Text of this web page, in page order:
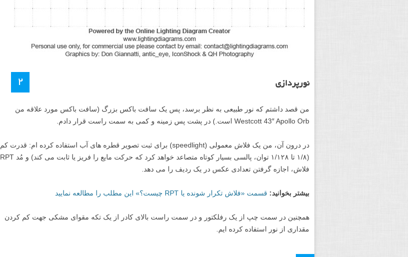
۲ نورپردازی
من قصد داشتم که نور طبیعی به نظر برسد، پس یک سافت باکس بزرگ (سافت باکس مورد علاقه من
Westcott 43″ Apollo Orb است.) در پشت پس ­زمینه و کمی به سمت راست قرار دادم.
در درون آن، من یک فلاش معمولی (speedlight) برای ثبت تصویر قطره­ های آب استفاده کرده­ ام: قدرت کم
(۱/۸ تا ۱/۱۲۸ توان، پالسی بسیار کوتاه متصاعد خواهد کرد که حرکت مایع را فریز یا ثابت می کند) و مُد RPT
فلاش، اجازه گرفتن تعدادی عکس در یک ردیف را می دهد.
بیشتر بخوانید: قسمت «فلاش تکرار شونده یا RPT چیست؟» این مطلب را مطالعه نمایید
همچنین در سمت چپ از یک رفلکتور و در سمت راست بالای کادر از یک تکه مقوای مشکی جهت کم کردن
مقداری از نور استفاده کرده ایم.